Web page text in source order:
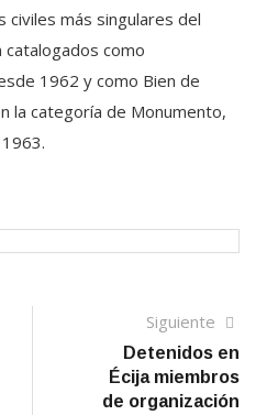
civiles más singulares del
catalogados como
1962 y como Bien de
la categoría de Monumento,
Siguiente
Detenidos en
Écija miembros
de organización